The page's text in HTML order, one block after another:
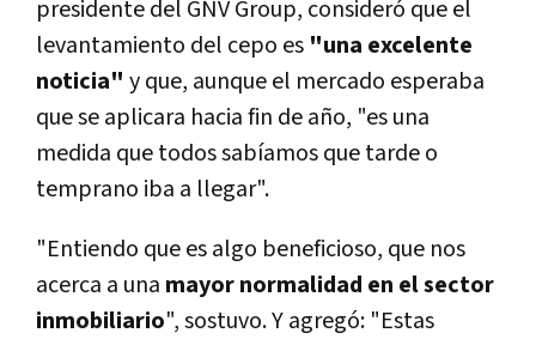
presidente del GNV Group, consideró que el
levantamiento del cepo es "una excelente
noticia" y que, aunque el mercado esperaba
que se aplicara hacia fin de año, "es una
medida que todos sabíamos que tarde o
temprano iba a llegar".
"Entiendo quees algo beneficioso, que nos
acerca a una mayor normalidad en el sector
inmobiliario", sostuvo. Y agregó: "Estas